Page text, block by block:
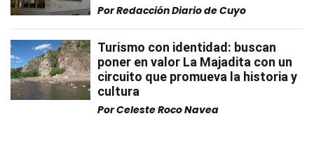
PorRedacción Diario de Cuyo
Turismo con identidad: buscan
poner en valor La Majadita con un
circuito que promueva la historia y
cultura
PorCeleste Roco Navea